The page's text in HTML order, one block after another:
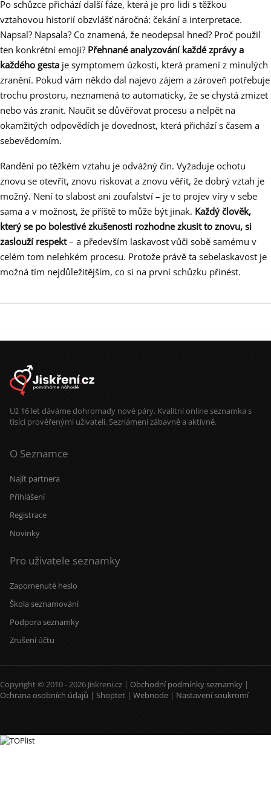
Po schůzce přichází další fáze, která je pro lidi s těžkou
vztahovou historií obzvlášť náročná: čekání a interpretace.
Napsal? Napsala? Co znamená, že neodepsal hned? Proč použil
ten konkrétní emoji? Přehnané analyzování každé zprávy a
každého gesta je symptomem úzkosti, která pramení z minulých
zranění. Pokud vám někdo dal najevo zájem a zároveň potřebuje
trochu prostoru, neznamená to automaticky, že se chystá zmizet
nebo vás zranit. Naučit se důvěřovat procesu a nelpět na
okamžitých odpovědích je dovednost, která přichází s časem a
sebevědomím.
Randění po těžkém vztahu je odvážný čin. Vyžaduje ochotu
znovu se otevřít, znovu riskovat a znovu věřit, že dobrý vztah je
možný. Není to slabost ani zoufalství – je to projev víry v sebe
sama a v možnost, že příště to může být jinak. Každý člověk,
který se po bolestivé zkušenosti rozhodne zkusit to znovu, si
zaslouží respekt– a především laskavost vůči sobě samému v
celém tom nelehkém procesu. Protože právě ta sebelaskavost je
možná tím nejdůležitějším, co si na první schůzku přinést.
Už 16 let dáváme dohromady nové páry. Kvalitní online seznamka s
tisíci prověřenými uživateli. Seznámení zábavně a aktivně.
O Seznamce
Najít partnera
Přihlášení
Registrace
Novinky
Pro uživatele seznamky
Zapomenuté heslo
Škola seznamování
Podpora seznamky
Zrušení účtu
Copyright © 2010 - 2026 Jiskreni.cz | Obchodní podmínky seznamky |
Ochrana osobních údajů | Shoptet | Webnode | Nastavení soukromí